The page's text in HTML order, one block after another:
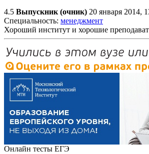
4.5 Выпускник (очник) 20 января 2014,
Специальность: менеджмент
Хороший институт и хорошие
Онлайн тесты ЕГЭ